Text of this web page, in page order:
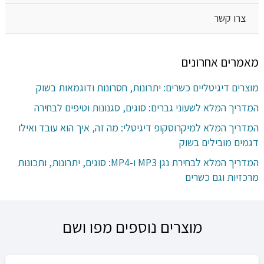
צרו קשר
מאמרים אחרונים
מוצרים דיגיטליים כשרים: יתרונות, חסרונות ודוגמאות בשוק
המדריך המלא לשעוני גברים: סוגים, סגנונות וטיפים לבחירה
המדריך המלא למיקרוסקופ דיגיטלי: מה זה, איך הוא עובד ואילו
דגמים מובילים בשוק
המדריך המלא לבחירת נגן MP3 ו-MP4: סוגים, יתרונות, ותכונות
מרכזיות וגם כשרים
מוצרים נוספים מפו ושם